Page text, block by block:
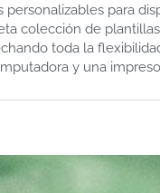
personalizables para
colección de
toda la
y una